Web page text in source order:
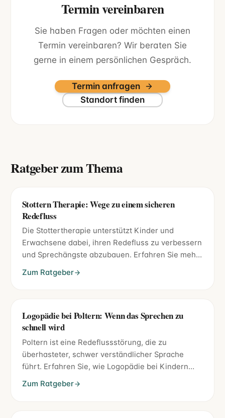
Termin vereinbaren
Sie haben Fragen oder möchten einen
Termin vereinbaren? Wir beraten Sie
gerne in einem persönlichen Gespräch.
Termin anfragen
Standort finden
Ratgeber zum Thema
Stottern Therapie: Wege zu einem sicheren
Redefluss
Die Stottertherapie unterstützt Kinder und
Erwachsene dabei, ihren Redefluss zu verbessern
und Sprechängste abzubauen. Erfahren Sie mehr
Modifikationstraining.
Zum Ratgeber
Logopädie bei Poltern: Wenn das Sprechen zu
schnell wird
Poltern ist eine Redeflussstörung, die zu
überhasteter, schwer verständlicher Sprache
führt. Erfahren Sie, wie Logopädie bei Kindern
behandelt.
Zum Ratgeber